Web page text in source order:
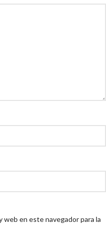
web en este navegador para la